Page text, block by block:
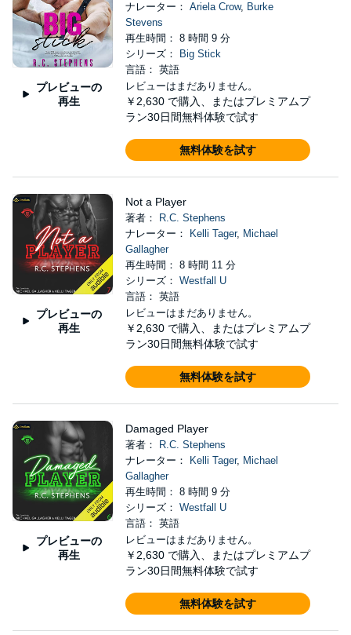
プレビューの
再生
ナレーター： Ariela Crow, Burke
Stevens
再生時間： 8 時間 9 分
シリーズ：
Big Stick
言語： 英語
レビューはまだありません。
￥2,630 で購入、またはプレミアムプ
ラン30日間無料体験で試す
無料体験を試す
プレビューの
再生
Not a Player
著者：
R.C. Stephens
ナレーター：
Kelli Tager, Michael
Gallagher
再生時間： 8 時間 11 分
シリーズ： Westfall U
言語： 英語
レビューはまだありません。
￥2,630 で購入、またはプレミアムプ
ラン30日間無料体験で試す
無料体験を試す
プレビューの
再生
Damaged Player
著者：
R.C. Stephens
ナレーター：
Kelli Tager, Michael
Gallagher
再生時間： 8 時間 9 分
シリーズ： Westfall U
言語： 英語
レビューはまだありません。
￥2,630 で購入、またはプレミアムプ
ラン30日間無料体験で試す
無料体験を試す